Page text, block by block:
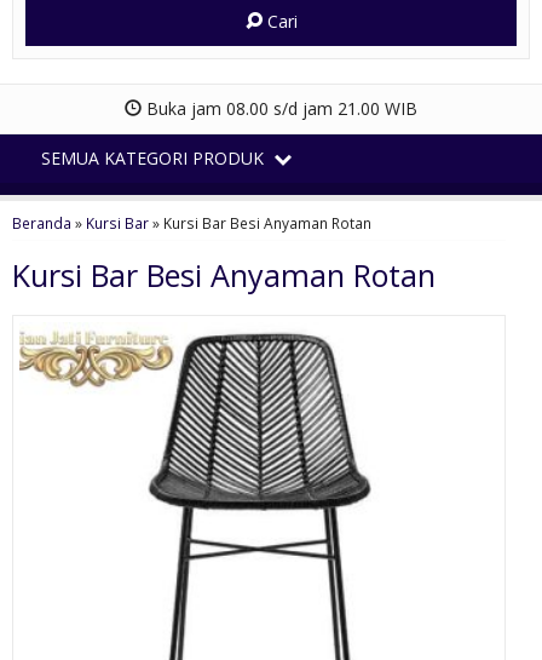
Cari
Buka jam 08.00 s/d jam 21.00 WIB
SEMUA KATEGORI PRODUK
Beranda » Kursi Bar» Kursi Bar Besi Anyaman Rotan
Kursi Bar Besi Anyaman Rotan